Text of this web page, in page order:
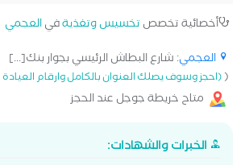
أخصائية تخصص تخسيس وتغذيةفيالعجمي
العجمي: شارع البطاش الرئيسي بجوار بنك[...]
((احجز وسوف يصلك العنوان بالكامل وارقام العيادة
متاح خريطة جوجل عند الحجز
الخبرات والشهادات: